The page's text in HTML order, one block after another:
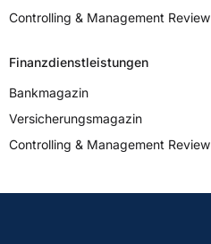
Controlling & Management Review
Finanzdienstleistungen
Bankmagazin
Versicherungs­magazin
Controlling & Management Review